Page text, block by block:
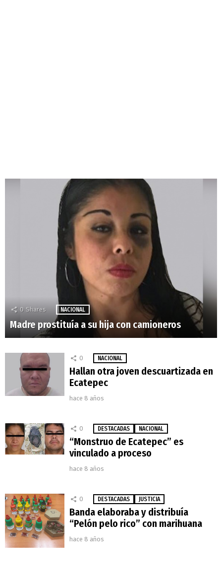
0 Shares NACIONAL
Madre prostituía a su hija con camioneros
0 NACIONAL
Hallan otra joven descuartizada en
Ecatepec
hace 8 años
0 DESTACADAS NACIONAL
“Monstruo de Ecatepec” es
vinculado a proceso
hace 8 años
0 DESTACADAS JUSTICIA
Banda elaboraba y distribuía
“Pelón pelo rico” con marihuana
hace 8 años